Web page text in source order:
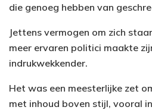
die genoeg hebben van
Jettens vermogen om zich
meer ervaren politici maakte
indrukwekkender.
Het was een meesterlijke zet
met inhoud boven stijl, vooral